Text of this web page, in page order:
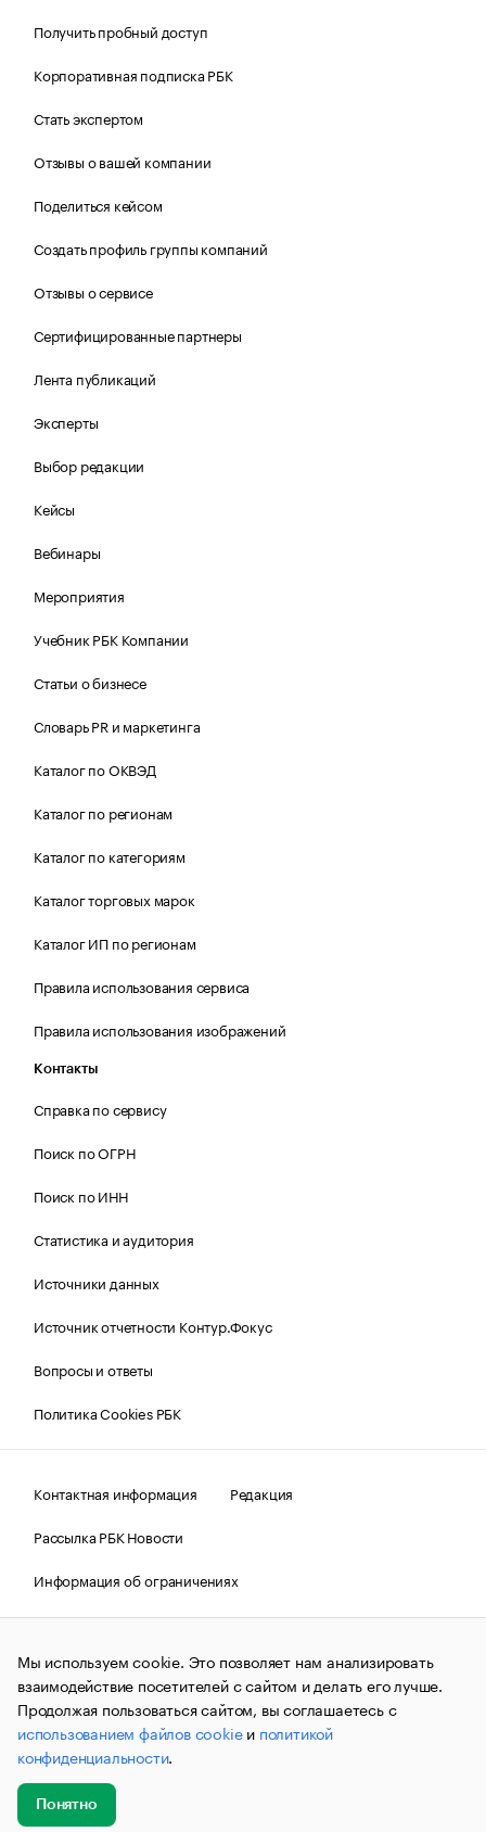
Получить пробный доступ
Корпоративная подписка РБК
Стать экспертом
Отзывы о вашей компании
Поделиться кейсом
Создать профиль группы компаний
Отзывы о сервисе
Сертифицированные партнеры
Лента публикаций
Эксперты
Выбор редакции
Кейсы
Вебинары
Мероприятия
Учебник РБК Компании
Статьи о бизнесе
Словарь PR и маркетинга
Каталог по ОКВЭД
Каталог по регионам
Каталог по категориям
Каталог торговых марок
Каталог ИП по регионам
Правила использования сервиса
Правила использования изображений
Контакты
Справка по сервису
Поиск по ОГРН
Поиск по ИНН
Статистика и аудитория
Источники данных
Источник отчетности Контур.Фокус
Вопросы и ответы
Политика Cookies РБК
Контактная информация
Редакция
Рассылка РБК Новости
Информация об ограничениях
Правовая информация
О соблюдении авторских прав
© АО «РОСБИЗНЕСКОНСАЛТИНГ»,1995–2026.Сообщения
и материалы информационного агентства «РБК»
(зарегистрировано Федеральной службой по надзору в сфере
связи, информационных технологий и массовых
коммуникаций (Роскомнадзор) 09.12.2015 за номером ИА
№ФС77-63848) сопровождаются пометкой «РБК». Отдельные
публикации могут содержать информацию,
не предназначенную для пользователей
до 18 лет.
Мы используем cookie. Это позволяет нам анализировать
взаимодействие посетителей с сайтом и делать его лучше.
Продолжая пользоваться сайтом, вы соглашаетесь с
использованием файлов cookieи политикой
конфиденциальности.
Понятно